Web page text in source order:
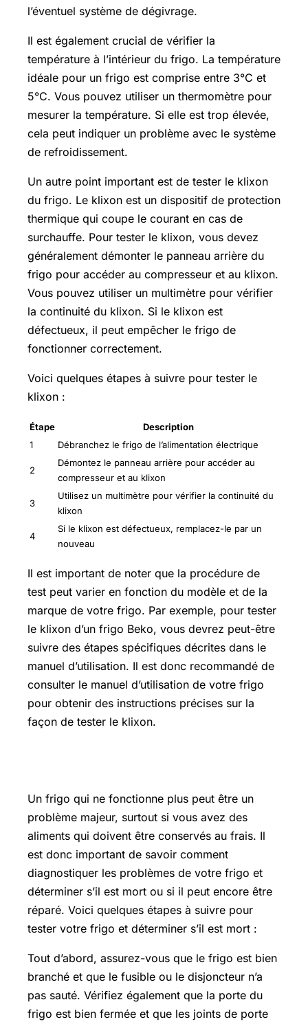
l’éventuel système de dégivrage.
Il est également crucial de vérifier la
température à l’intérieur du frigo. La température
idéale pour un frigo est comprise entre 3°C et
5°C. Vous pouvez utiliser un thermomètre pour
mesurer la température. Si elle est trop élevée,
cela peut indiquer un problème avec le système
de refroidissement.
Un autre point important est de tester le klixon
du frigo. Le klixon est un dispositif de protection
thermique qui coupe le courant en cas de
surchauffe. Pour tester le klixon, vous devez
généralement démonter le panneau arrière du
frigo pour accéder au compresseur et au klixon.
Vous pouvez utiliser un multimètre pour vérifier
la continuité du klixon. Si le klixon est
défectueux, il peut empêcher le frigo de
fonctionner correctement.
Voici quelques étapes à suivre pour tester le
klixon :
Étape
Description
1
Débranchez le frigo de l’alimentation électrique
2
Démontez le panneau arrière pour accéder au
compresseur et au klixon
3
Utilisez un multimètre pour vérifier la continuité du
klixon
4
Si le klixon est défectueux, remplacez-le par un
nouveau
Il est important de noter que la procédure de
test peut varier en fonction du modèle et de la
marque de votre frigo. Par exemple, pour tester
le klixon d’un frigo Beko, vous devrez peut-être
suivre des étapes spécifiques décrites dans le
manuel d’utilisation. Il est donc recommandé de
consulter le manuel d’utilisation de votre frigo
pour obtenir des instructions précises sur la
façon de tester le klixon.
Un frigo qui ne fonctionne plus peut être un
problème majeur, surtout si vous avez des
aliments qui doivent être conservés au frais. Il
est donc important de savoir comment
diagnostiquer les problèmes de votre frigo et
déterminer s’il est mort ou si il peut encore être
réparé. Voici quelques étapes à suivre pour
tester votre frigo et déterminer s’il est mort :
Tout d’abord, assurez-vous que le frigo est bien
branché et que le fusible ou le disjoncteur n’a
pas sauté. Vérifiez également que la porte du
frigo est bien fermée et que les joints de porte